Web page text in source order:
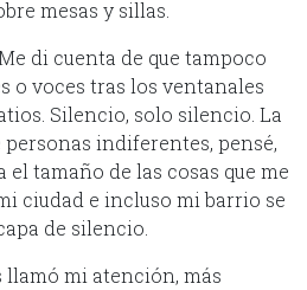
mesas y sillas.
di cuenta de que tampoco
o voces tras los ventanales
Silencio, solo silencio. La
indiferentes, pensé,
tamaño de las cosas que me
ciudad e incluso mi barrio se
de silencio.
llamó mi atención, más